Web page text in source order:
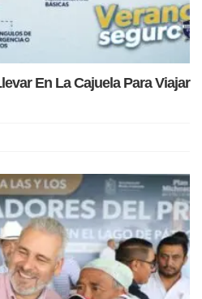
En La Cajuela Para Viajar